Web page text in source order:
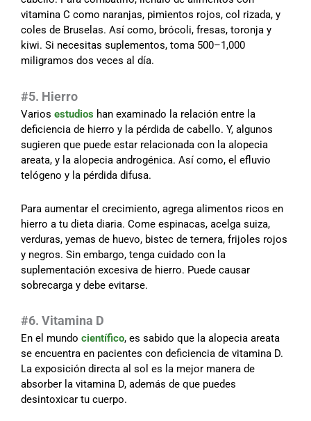
vitamina C como naranjas, pimientos rojos, col rizada, y
coles de Bruselas. Así como, brócoli, fresas, toronja y
kiwi. Si necesitas suplementos, toma 500–1,000
miligramos dos veces al día.
#5. Hierro
Varios estudios han examinado la relación entre la
deficiencia de hierro y la pérdida de cabello. Y, algunos
sugieren que puede estar relacionada con la alopecia
areata, y la alopecia androgénica. Así como, el efluvio
telógeno y la pérdida difusa.
Para aumentar el crecimiento, agrega alimentos ricos en
hierro a tu dieta diaria. Come espinacas, acelga suiza,
verduras, yemas de huevo, bistec de ternera, frijoles rojos
y negros. Sin embargo, tenga cuidado con la
suplementación excesiva de hierro. Puede causar
sobrecarga y debe evitarse.
#6. Vitamina D
En el mundo científico, es sabido que la alopecia areata
se encuentra en pacientes con deficiencia de vitamina D.
La exposición directa al sol es la mejor manera de
absorber la vitamina D, además de que puedes
desintoxicar tu cuerpo.